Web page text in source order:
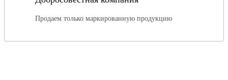
Продаем только маркированную продукцию